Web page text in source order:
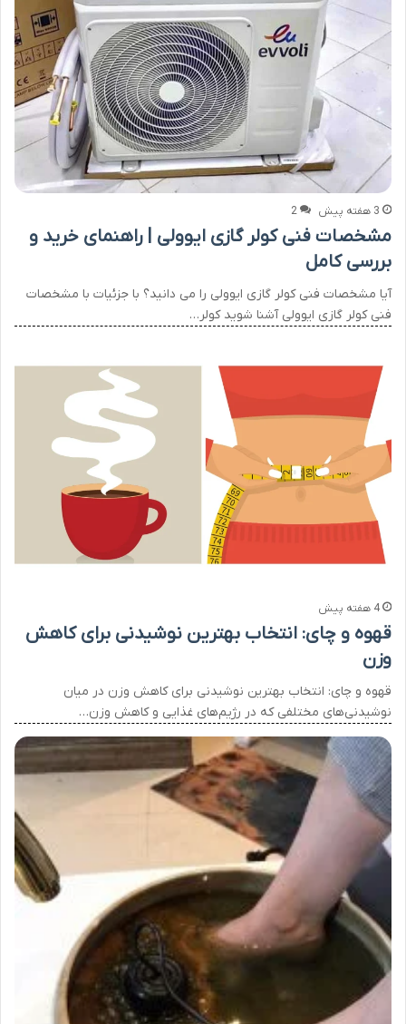
3 هفته پیش 2
مشخصات فنی کولر گازی ایوولی | راهنمای خرید و
بررسی کامل
آیا مشخصات فنی کولر گازی ایوولی را می دانید؟ با جزئیات با مشخصات
فنی کولر گازی ایوولی آشنا شوید کولر…
4 هفته پیش
قهوه و چای: انتخاب بهترین نوشیدنی برای کاهش
وزن
قهوه و چای: انتخاب بهترین نوشیدنی برای کاهش وزن در میان
نوشیدنی‌های مختلفی که در رژیم‌های غذایی و کاهش وزن…